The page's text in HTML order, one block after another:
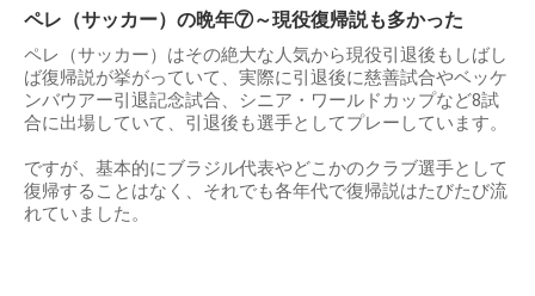
ペレ（サッカー）の晩年⑦～現役復帰説も多かった
ペレ（サッカー）はその絶大な人気から現役引退後もしばし
ば復帰説が挙がっていて、実際に引退後に慈善試合やベッケ
ンバウアー引退記念試合、シニア・ワールドカップなど8試
合に出場していて、引退後も選手としてプレーしています。
ですが、基本的にブラジル代表やどこかのクラブ選手として
復帰することはなく、それでも各年代で復帰説はたびたび流
れていました。